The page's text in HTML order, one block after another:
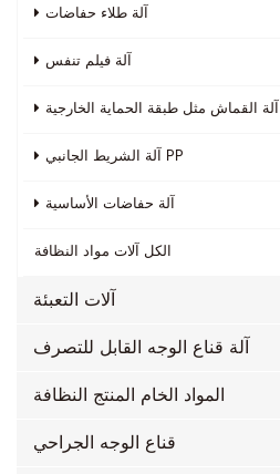
آلة طلاء حفاضات
آلة فيلم تنفس
آلة القماش مثل طبقة الحماية الخارجية
آلة الشريط الجانبي PP
آلة حفاضات الأساسية
الكل آلات مواد النظافة
آلات التعبئة
آلة قناع الوجه القابل للتصرف
المواد الخام المنتج النظافة
قناع الوجه الجراحي